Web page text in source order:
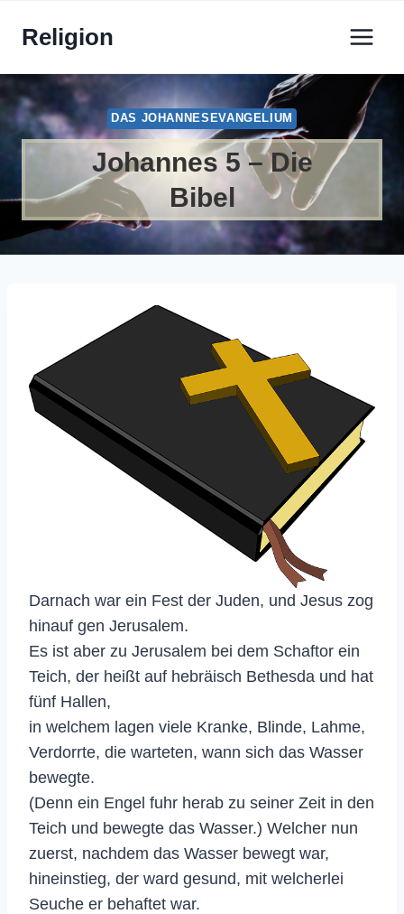
InhaltReligion
DAS JOHANNESEVANGELIUM
Johannes 5 – Die
Bibel
Darnach war ein Fest der Juden, und Jesus zog
hinauf gen Jerusalem.
Es ist aber zu Jerusalem bei dem Schaftor ein
Teich, der heißt auf hebräisch Bethesda und hat
fünf Hallen,
in welchem lagen viele Kranke, Blinde, Lahme,
Verdorrte, die warteten, wann sich das Wasser
bewegte.
(Denn ein Engel fuhr herab zu seiner Zeit in den
Teich und bewegte das Wasser.) Welcher nun
zuerst, nachdem das Wasser bewegt war,
hineinstieg, der ward gesund, mit welcherlei
Seuche er behaftet war.